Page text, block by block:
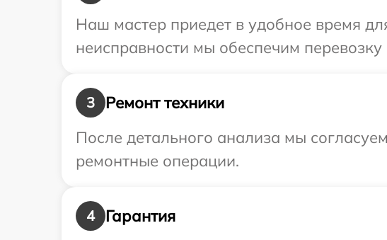
Наш мастер приедет в удобное время
неисправности мы обеспечим
3
Ремонт техники
После детального анализа мы
ремонтные операции.
4
Гарантия